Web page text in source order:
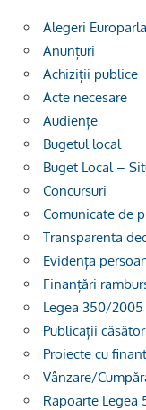
Alegeri
Anunțuri
Achiziții publice
Acte necesare
Audiențe
Bugetul local
Buget Local –
Concursuri
Comunicate de
Transparenta
Evidența
Finanțări
Legea 350/2005
Publicații
Proiecte cu
Vânzare/
Rapoarte Legea